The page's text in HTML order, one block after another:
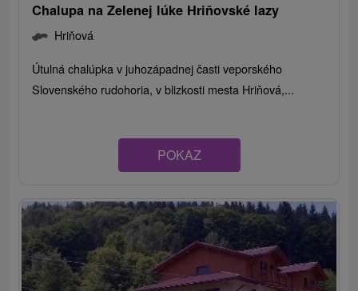
Chalupa na Zelenej lúke Hriňovské lazy
Hriňová
Útulná chalúpka v juhozápadnej časti veporského
Slovenského rudohoria, v blizkosti mesta Hriňová,...
POKAZ